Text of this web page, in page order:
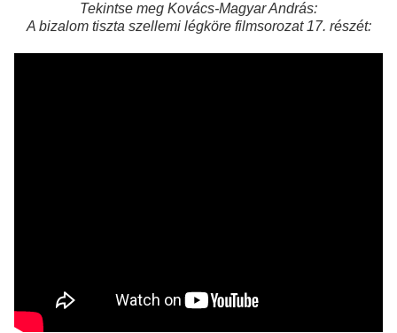
Tekintse meg Kovács-Magyar András:
A bizalom tiszta szellemi légköre filmsorozat 17. részét: